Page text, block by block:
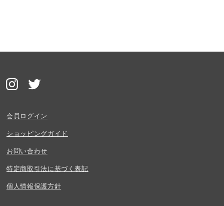
会員ログイン
ショッピングガイド
お問い合わせ
特定商取引法に基づく表記
個人情報保護方針